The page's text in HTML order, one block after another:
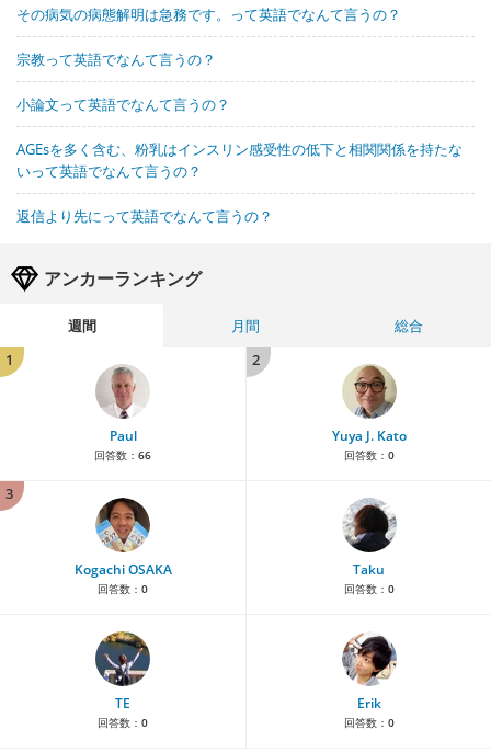
その病気の病態解明は急務です。って英語でなんて言うの？
宗教って英語でなんて言うの？
小論文って英語でなんて言うの？
AGEsを多く含む、粉乳はインスリン感受性の低下と相関関係を持たな
いって英語でなんて言うの？
返信より先にって英語でなんて言うの？
アンカーランキング
週間 月間
総合
1
Paul
回答数： 66
2
Yuya J. Kato
回答数： 0
3
Kogachi OSAKA
回答数： 0
Taku
回答数： 0
TE
回答数： 0
Erik
回答数： 0